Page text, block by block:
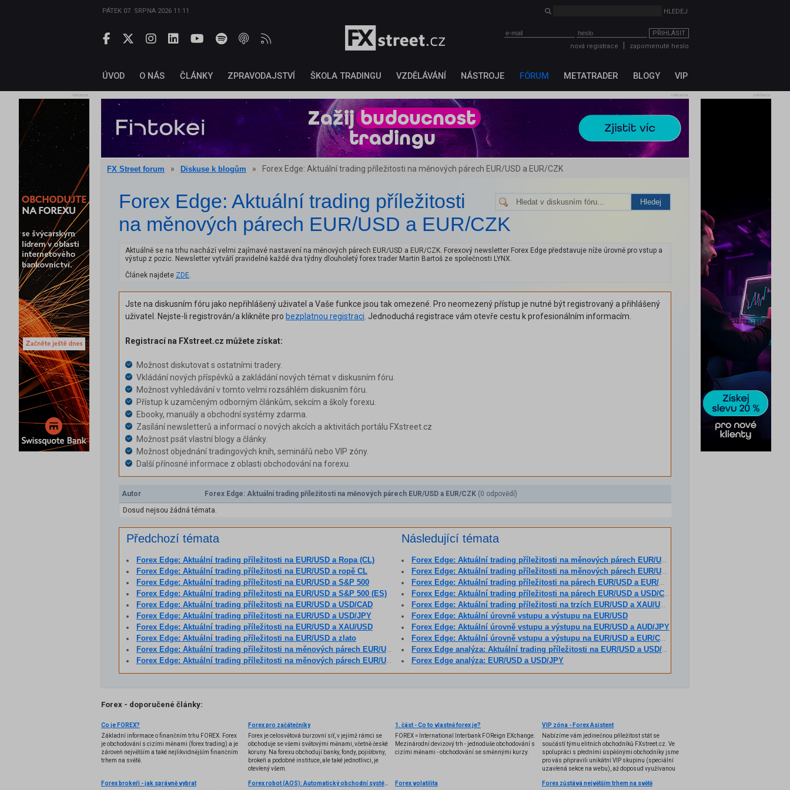
PÁTEK 07. SRPNA 2026 11:11
PŘIHLÁSIT
nová registrace
zapomenuté heslo
ÚVOD O NÁS ČLÁNKY ZPRAVODAJSTVÍ ŠKOLA TRADINGU VZDĚLÁVÁNÍ NÁSTROJE FÓRUM METATRADER BLOGY VIP
reklama reklama
reklama
FX Street forum » Diskuse k blogům » Forex Edge: Aktuální trading příležitosti na měnových párech EUR/USD a EUR/CZK
Hledej
Forex Edge: Aktuální trading příležitosti
na měnových párech EUR/USD a EUR/CZK
Aktuálně se na trhu nachází velmi zajímavé nastavení na měnových párech EUR/USD a EUR/CZK. Forexový newsletter Forex Edge představuje níže úrovně pro vstup a
výstup z pozic. Newsletter vytváří pravidelně každé dva týdny dlouholetý forex trader Martin Bartoš ze společnosti LYNX.
Článek najdete ZDE.
Jste na diskusním fóru jako nepřihlášený uživatel a Vaše funkce jsou tak omezené. Pro neomezený přístup je nutné být registrovaný a přihlášený
uživatel. Nejste-li registrován/a klikněte pro bezplatnou registraci. Jednoduchá registrace vám otevře cestu k profesionálním informacím.
Registrací na FXstreet.cz můžete získat:
Možnost diskutovat s ostatními tradery.
Vkládání nových příspěvků a zakládání nových témat v diskusním fóru.
Možnost vyhledávání v tomto velmi rozsáhlém diskusním fóru.
Přístup k uzamčeným odborným článkům, sekcím a školy forexu.
Ebooky, manuály a obchodní systémy zdarma.
Zasílání newsletterů a informací o nových akcích a aktivitách portálu FXstreet.cz
Možnost psát vlastní blogy a články.
Možnost objednání tradingových knih, seminářů nebo VIP zóny.
Další přínosné informace z oblasti obchodování na forexu.
Autor Forex Edge: Aktuální trading příležitosti na měnových párech EUR/USD a EUR/CZK (0 odpovědí)
Dosud nejsou žádná témata.
Předchozí témata
Forex Edge: Aktuální trading příležitosti na EUR/USD a Ropa (CL)
Forex Edge: Aktuální trading příležitosti na EUR/USD a ropě CL
Forex Edge: Aktuální trading příležitosti na EUR/USD a S&P 500
Forex Edge: Aktuální trading příležitosti na EUR/USD a S&P 500 (ES)
Forex Edge: Aktuální trading příležitosti na EUR/USD a USD/CAD
Forex Edge: Aktuální trading příležitosti na EUR/USD a USD/JPY
Forex Edge: Aktuální trading příležitosti na EUR/USD a XAU/USD
Forex Edge: Aktuální trading příležitosti na EUR/USD a zlato
Forex Edge: Aktuální trading příležitosti na měnových párech EUR/USD a AUD/USD
Forex Edge: Aktuální trading příležitosti na měnových párech EUR/USD a EUR/AUD
Následující témata
Forex Edge: Aktuální trading příležitosti na měnových párech EUR/USD a EUR/GBP
Forex Edge: Aktuální trading příležitosti na měnových párech EUR/USD a EUR/CHF
Forex Edge: Aktuální trading příležitosti na párech EUR/USD a EUR/GBP
Forex Edge: Aktuální trading příležitosti na párech EUR/USD a USD/CAD
Forex Edge: Aktuální trading příležitosti na trzích EUR/USD a XAU/USD
Forex Edge: Aktuální úrovně vstupu a výstupu na EUR/USD
Forex Edge: Aktuální úrovně vstupu a výstupu na EUR/USD a AUD/JPY
Forex Edge: Aktuální úrovně vstupu a výstupu na EUR/USD a EUR/CZK
Forex Edge analýza: Aktuální trading příležitosti na EUR/USD a USD/CAD
Forex Edge analýza: EUR/USD a USD/JPY
Forex - doporučené články:
Co je FOREX?
Základní informace o finančním trhu FOREX. Forex
je obchodování s cizími měnami (forex trading) a je
zároveň největším a také nejlikvidnějším finančním
trhem na světě.
Forex pro začátečníky
Forex je celosvětová burzovní síť, v jejímž rámci se
obchoduje se všemi světovými měnami, včetně české
koruny. Na forexu obchodují banky, fondy, pojišťovny,
brokeři a podobné instituce, ale také jednotlivci, je
otevřený všem.
1. část - Co to vlastně forex je?
FOREX = International Interbank FOReign EXchange.
Mezinárodní devizový trh - jednoduše obchodování s
cizími měnami - obchodování se směnnými kurzy.
VIP zóna - Forex Asistent
Nabízíme vám jedinečnou příležitost stát se
součástí týmu elitních obchodníků FXstreet.cz. Ve
spolupráci s předními úspěšnými obchodníky jsme
pro vás připravili unikátní VIP skupinu (speciální
uzavřená sekce na webu), až doposud využívanou
exkluzivní VIP indikátory, doposud úspěšně
Forex brokeři - jak správně vybrat
Forex robot (AOS): Automatický obchodní systém
Forex volatilita
Forex zůstává největším trhem na světě